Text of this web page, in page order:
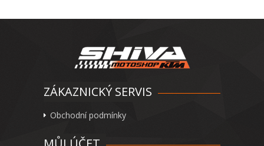
ZÁKAZNICKÝ SERVIS
Obchodní podmínky